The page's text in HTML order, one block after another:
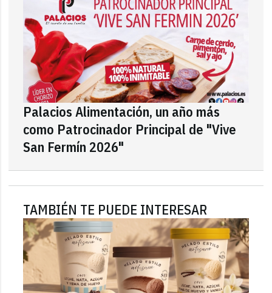
Palacios Alimentación, un año más
como Patrocinador Principal de "Vive
San Fermín 2026"
TAMBIÉN TE PUEDE INTERESAR